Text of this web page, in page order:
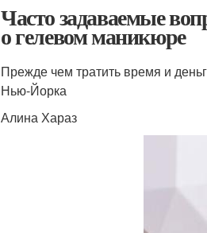
Часто задаваемые
о гелевом маникюре
Прежде чем тратить время и
Нью-Йорка
Алина Хараз